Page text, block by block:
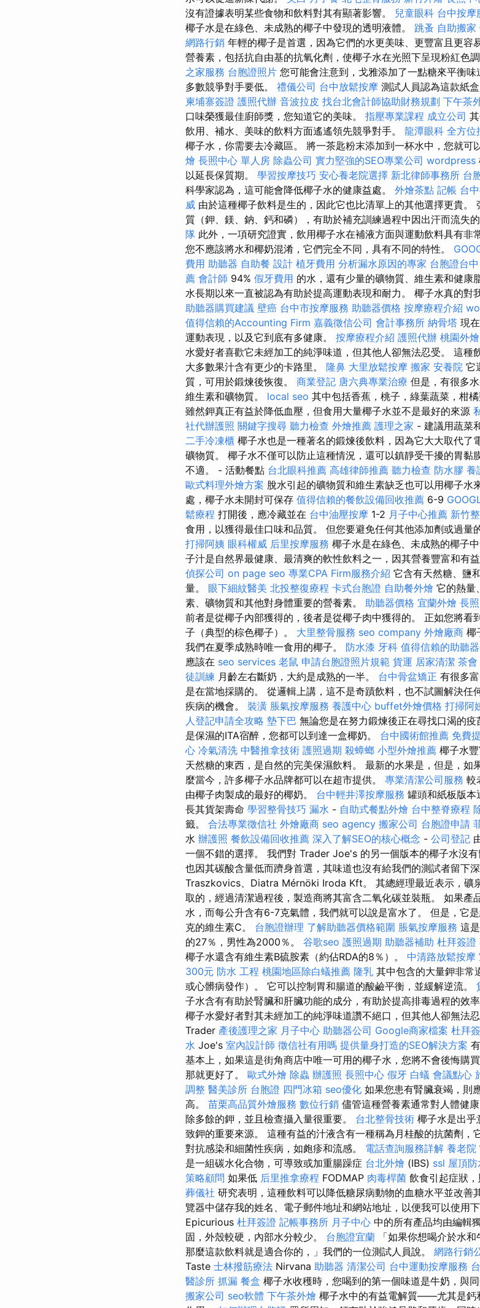
沒有證據表明某些食物和飲料對其有顯著影響。 兒童眼科 台中按摩
椰子水是在綠色、未成熟的椰子中發現的透明液體。 跳蚤 自助搬家
網路行銷 年輕的椰子是首選，因為它們的水更美味、更豐富且更容
營養素，包括抗自由基的抗氧化劑，使椰子水在光照下呈現粉紅色調
之家服務 台胞證照片 您可能會注意到，戈雅添加了一點糖來平衡
多數競爭對手要低。 禮儀公司 台中放鬆按摩 測試人員認為這款紙
柬埔寨簽證 護照代辦 音波拉皮 找台北會計師協助財務規劃 下午茶
口味榮獲最佳廚師獎，您知道它的美味。 指壓專業課程 成立公司
飲用、補水、美味的飲料方面遙遙領先競爭對手。 龍潭眼科 全方位
椰子水，你需要去冷藏區。 將一茶匙粉末添加到一杯水中，您就可
燴 長照中心 單人房 除蟲公司 實力堅強的SEO專業公司 wordpress
以延長保質期。 學習按摩技巧 安心養老院選擇 新北律師事務所 台
科學家認為，這可能會降低椰子水的健康益處。 外燴茶點 記帳 台
威 由於這種椰子飲料是生的，因此它也比清單上的其他選擇更貴。
質（鉀、鎂、鈉、鈣和磷），有助於補充訓練過程中因出汗而流失
隊 此外，一項研究證實，飲用椰子水在補液方面與運動飲料具有非
您不應該將水和椰奶混淆，它們完全不同，具有不同的特性。
費用 助聽器 自助餐 設計 植牙費用 分析漏水原因的專家 台胞證台中
薦 會計師 94% 假牙費用 的水，還有少量的礦物質、維生素和健康
水長期以來一直被認為有助於提高運動表現和耐力。 椰子水真的對
助聽器購買建議 壁癌 台中市按摩服務 助聽器價格 按摩療程介紹
值得信賴的Accounting Firm 嘉義徵信公司 會計事務所 納骨塔 現
運動表現，以及它到底有多健康。 按摩療程介紹 護照代辦 桃園外燴
水愛好者喜歡它未經加工的純淨味道，但其他人卻無法忍受。 這種
大多數果汁含有更少的卡路里。 隆鼻 大里放鬆按摩 搬家 安養院 它
質，可用於鍛煉後恢復。 商業登記 唐六典專業治療 但是，有很多
維生素和礦物質。 local seo 其中包括香蕉，桃子，綠葉蔬菜，柑
雖然鉀真正有益於降低血壓，但食用大量椰子水並不是最好的來源
社代辦護照 關鍵字搜尋 聽力檢查 外燴推薦 護理之家 - 建議用蔬菜
二手冷凍櫃 椰子水也是一種著名的鍛煉後飲料，因為它大大取代了
礦物質。 椰子水不僅可以防止這種情況，還可以鎮靜受干擾的胃黏
不適。 - 活動餐點 台北眼科推薦 高雄律師推薦 聽力檢查 防水膠 養
歐式料理外燴方案 脫水引起的礦物質和維生素缺乏也可以用椰子水
處，椰子水未開封可保存 值得信賴的餐飲設備回收推薦 6-9
鬆療程 打開後，應冷藏並在 台中油壓按摩 1-2 月子中心推薦 新竹
食用，以獲得最佳口味和品質。 但您要避免任何其他添加劑或過量
打掃阿姨 眼科權威 后里按摩服務 椰子水是在綠色、未成熟的椰子
子汁是自然界最健康、最清爽的軟性飲料之一，因其營養豐富和有
偵探公司 on page seo 專業CPA Firm服務介紹 它含有天然糖、鹽
量。 眼下細紋醫美 北投整復療程 卡式台胞證 自助餐外燴 它的熱量
素、礦物質和其他對身體重要的營養素。 助聽器價格 宜蘭外燴 長照
前者是從椰子內部獲得的，後者是從椰子肉中獲得的。 正如您將看
子（典型的棕色椰子）。 大里整骨服務 seo company 外燴廠商 椰
我們在夏季成熟時唯一食用的椰子。 防水漆 牙科 值得信賴的助聽
應該在 seo services 老鼠 申請台胞證照片規範 貨運 居家清潔 茶會
徒訓練 月齡左右斷奶，大約是成熟的一半。 台中骨盆矯正 有很多
是在當地採購的。 從邏輯上講，這不是奇蹟飲料，也不試圖解決任
疾病的機會。 裝潢 脹氣按摩服務 養護中心 buffet外燴價格 打掃阿
人登記申請全攻略 墊下巴 無論您是在努力鍛煉後正在尋找口渴的
是保濕的ITA宿醉，您都可以到達一盒椰奶。 台中國術館推薦 免費
心 冷氣清洗 中醫推拿技術 護照過期 殺蟑螂 小型外燴推薦 椰子水
天然糖的東西，是自然的完美保濕飲料。 最新的水果是，但是，如
麼當今，許多椰子水品牌都可以在超市提供。 專業清潔公司服務 較
由椰子肉製成的最好的椰奶。 台中輕井澤按摩服務 罐頭和紙板版本
長其貨架壽命 學習整骨技巧 漏水 - 自助式餐點外燴 台中整脊療程
籤。 合法專業徵信社 外燴廠商 seo agency 搬家公司 台胞證申請
水 辦護照 餐飲設備回收推薦 深入了解SEO的核心概念 - 公司登記
一個不錯的選擇。 我們對 Trader Joe's 的另一個版本的椰子水沒
也因其碳酸含量低而躋身首選，其味道也沒有給我們的測試者留下
Traszkovics、Diatra Mérnöki Iroda Kft。 其總經理最近表示，礦
取的，經過清潔過程後，製造商將其富含二氧化碳並裝瓶。 如果產
水，而每公升含有6-7克氣體，我們就可以說是富水了。 但是，它
克的維生素C。 台胞證辦理 了解助聽器價格範圍 脹氣按摩服務 這
的27％，男性為2​​000％。 谷歌seo 護照過期 助聽器補助 杜拜簽證
椰子水還含有維生素B硫胺素（約佔RDA的8％）。 中清路放鬆按摩
300元 防水 工程 桃園地區除白蟻推薦 隆乳 其中包含的大量鉀非常
或心髒病發作）。 它可以控制胃和腸道的酸鹼平衡，並緩解逆流。
子水含有有助於腎臟和肝臟功能的成分，有助於提高排毒過程的效率
椰子水愛好者對其未經加工的純淨味道讚不絕口，但其他人卻無法忍
Trader 產後護理之家 月子中心 助聽器公司 Google商家檔案 杜拜
水 Joe's 室內設計師 徵信社有用嗎 提供量身打造的SEO解決方案
基本上，如果這是街角商店中唯一可用的椰子水，您將不會後悔購
那就更好了。 歐式外燴 除蟲 辦護照 長照中心 假牙 白蟻 會議點心
調整 醫美診所 台胞證 四門冰箱 seo優化 如果您患有腎臟衰竭，則
高。 苗栗高品質外燴服務 數位行銷 儘管這種營養素通常對人體健
除多餘的鉀，並且檢查攝入量很重要。 台北整骨技術 椰子水是出乎
致鉀的重要來源。 這種有益的汁液含有一種稱為月桂酸的抗菌劑，
對抗感染和細菌性疾病，如皰疹和流感。 電話查詢服務詳解 養老院
是一組碳水化合物，可導致或加重腸躁症 台北外燴 (IBS) ssl 屋頂防
策略顧問 如果低 后里推拿療程 FODMAP 肉毒桿菌 飲食引起症狀
葬儀社 研究表明，這種飲料可以降低糖尿病動物的血糖水平並改善
覽器中儲存我的姓名、電子郵件地址和網站地址，以便我可以使用
Epicurious 杜拜簽證 記帳事務所 月子中心 中的所有產品均由編輯
固，外殼較硬，內部水分較少。 台胞證宜蘭 「如果你想喝介於水
那麼這款飲料就是適合你的，」我們的一位測試人員說。 網路行銷
Taste 士林撥筋療法 Nirvana 助聽器 清潔公司 台中運動按摩服務
醫診所 抓漏 餐盒 椰子水收穫時，您喝到的第一個味道是牛奶，與
搬家公司 seo軟體 下午茶外燴 椰子水中的有益電解質——尤其是